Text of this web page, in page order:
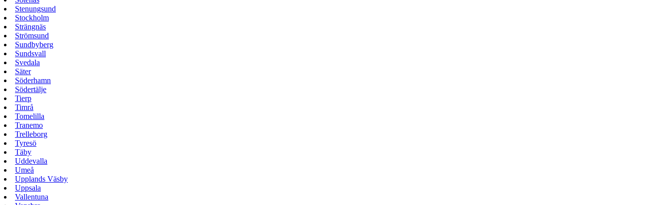
Stenungsund
Stockholm
Strängnäs
Strömsund
Sundbyberg
Sundsvall
Svedala
Säter
Söderhamn
Södertälje
Tierp
Timrå
Tomelilla
Tranemo
Trelleborg
Tyresö
Täby
Uddevalla
Umeå
Upplands Väsby
Uppsala
Vallentuna